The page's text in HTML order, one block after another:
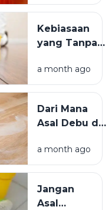
Kita?
Tempat
Mana yang
Lebih
Kebiasaan
yang Tanpa
Mengundang
Kecoak,
Hama
Lainnya Ke
a month ago
Dari Mana
Asal Debu di
Kenali
Penyebab
Mengatasinya
a month ago
Jangan
Asal